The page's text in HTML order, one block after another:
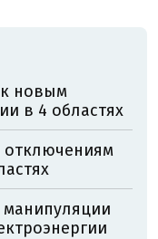
новым
в 4 областях
манипуляции